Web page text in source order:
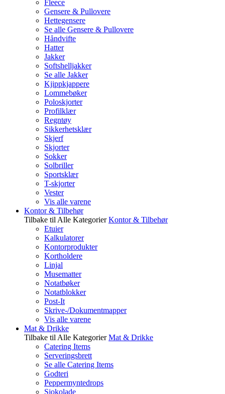
Fleece
Gensere & Pullovere
Hettegensere
Se alle Gensere & Pullovere
Håndvifte
Hatter
Jakker
Softshelljakker
Se alle Jakker
Kjippkjappere
Lommebøker
Poloskjorter
Profilklær
Regntøy
Sikkerhetsklær
Skjerf
Skjorter
Sokker
Solbriller
Sportsklær
T-skjorter
Vester
Vis alle varene
Kontor & Tilbehør
Tilbake til Alle Kategorier Kontor & Tilbehør
Etuier
Kalkulatorer
Kontorprodukter
Kortholdere
Linjal
Musematter
Notatbøker
Notatblokker
Post-It
Skrive-/Dokumentmapper
Vis alle varene
Mat & Drikke
Tilbake til Alle Kategorier Mat & Drikke
Catering Items
Serveringsbrett
Se alle Catering Items
Godteri
Peppermyntedrops
Sjokolade